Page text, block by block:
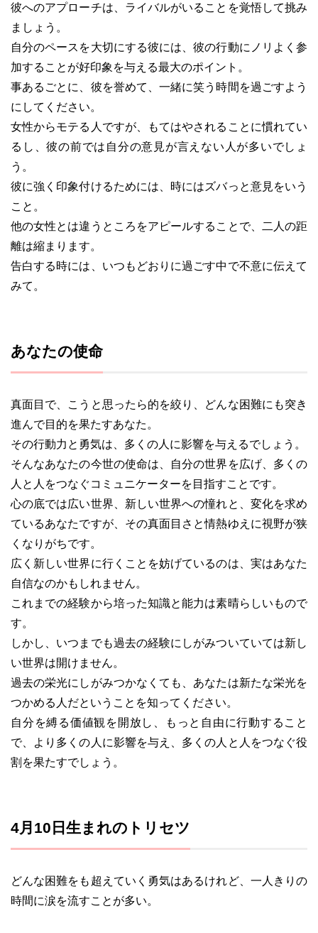
彼へのアプローチは、ライバルがいることを覚悟して挑み
ましょう。
自分のペースを大切にする彼には、彼の行動にノリよく参
加することが好印象を与える最大のポイント。
事あるごとに、彼を誉めて、一緒に笑う時間を過ごすよう
にしてください。
女性からモテる人ですが、もてはやされることに慣れてい
るし、彼の前では自分の意見が言えない人が多いでしょ
う。
彼に強く印象付けるためには、時にはズバっと意見をいう
こと。
他の女性とは違うところをアピールすることで、二人の距
離は縮まります。
告白する時には、いつもどおりに過ごす中で不意に伝えて
みて。
あなたの使命
真面目で、こうと思ったら的を絞り、どんな困難にも突き
進んで目的を果たすあなた。
その行動力と勇気は、多くの人に影響を与えるでしょう。
そんなあなたの今世の使命は、自分の世界を広げ、多くの
人と人をつなぐコミュニケーターを目指すことです。
心の底では広い世界、新しい世界への憧れと、変化を求め
ているあなたですが、その真面目さと情熱ゆえに視野が狭
くなりがちです。
広く新しい世界に行くことを妨げているのは、実はあなた
自信なのかもしれません。
これまでの経験から培った知識と能力は素晴らしいもので
す。
しかし、いつまでも過去の経験にしがみついていては新し
い世界は開けません。
過去の栄光にしがみつかなくても、あなたは新たな栄光を
つかめる人だということを知ってください。
自分を縛る価値観を開放し、もっと自由に行動すること
で、より多くの人に影響を与え、多くの人と人をつなぐ役
割を果たすでしょう。
4月10日生まれのトリセツ
どんな困難をも超えていく勇気はあるけれど、一人きりの
時間に涙を流すことが多い。